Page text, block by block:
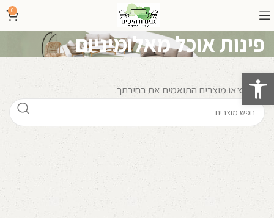
פתח סרגל נגישות
0
פינות אוכל מאלומיניום
לא נמצאו מוצרים התואמים את בחירתך.